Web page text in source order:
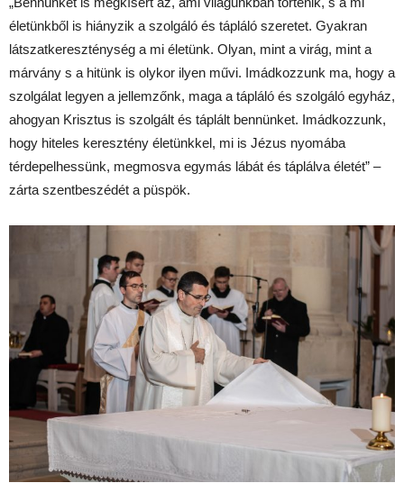
életünkből is hiányzik a szolgáló és tápláló szeretet. Gyakran
látszatkereszténység a mi életünk. Olyan, mint a virág, mint a
márvány s a hitünk is olykor ilyen művi. Imádkozzunk ma, hogy a
szolgálat legyen a jellemzőnk, maga a tápláló és szolgáló egyház,
ahogyan Krisztus is szolgált és táplált bennünket. Imádkozzunk,
hogy hiteles keresztény életünkkel, mi is Jézus nyomába
térdepelhessünk, megmosva egymás lábát és táplálva életét” –
zárta szentbeszédét a püspök.